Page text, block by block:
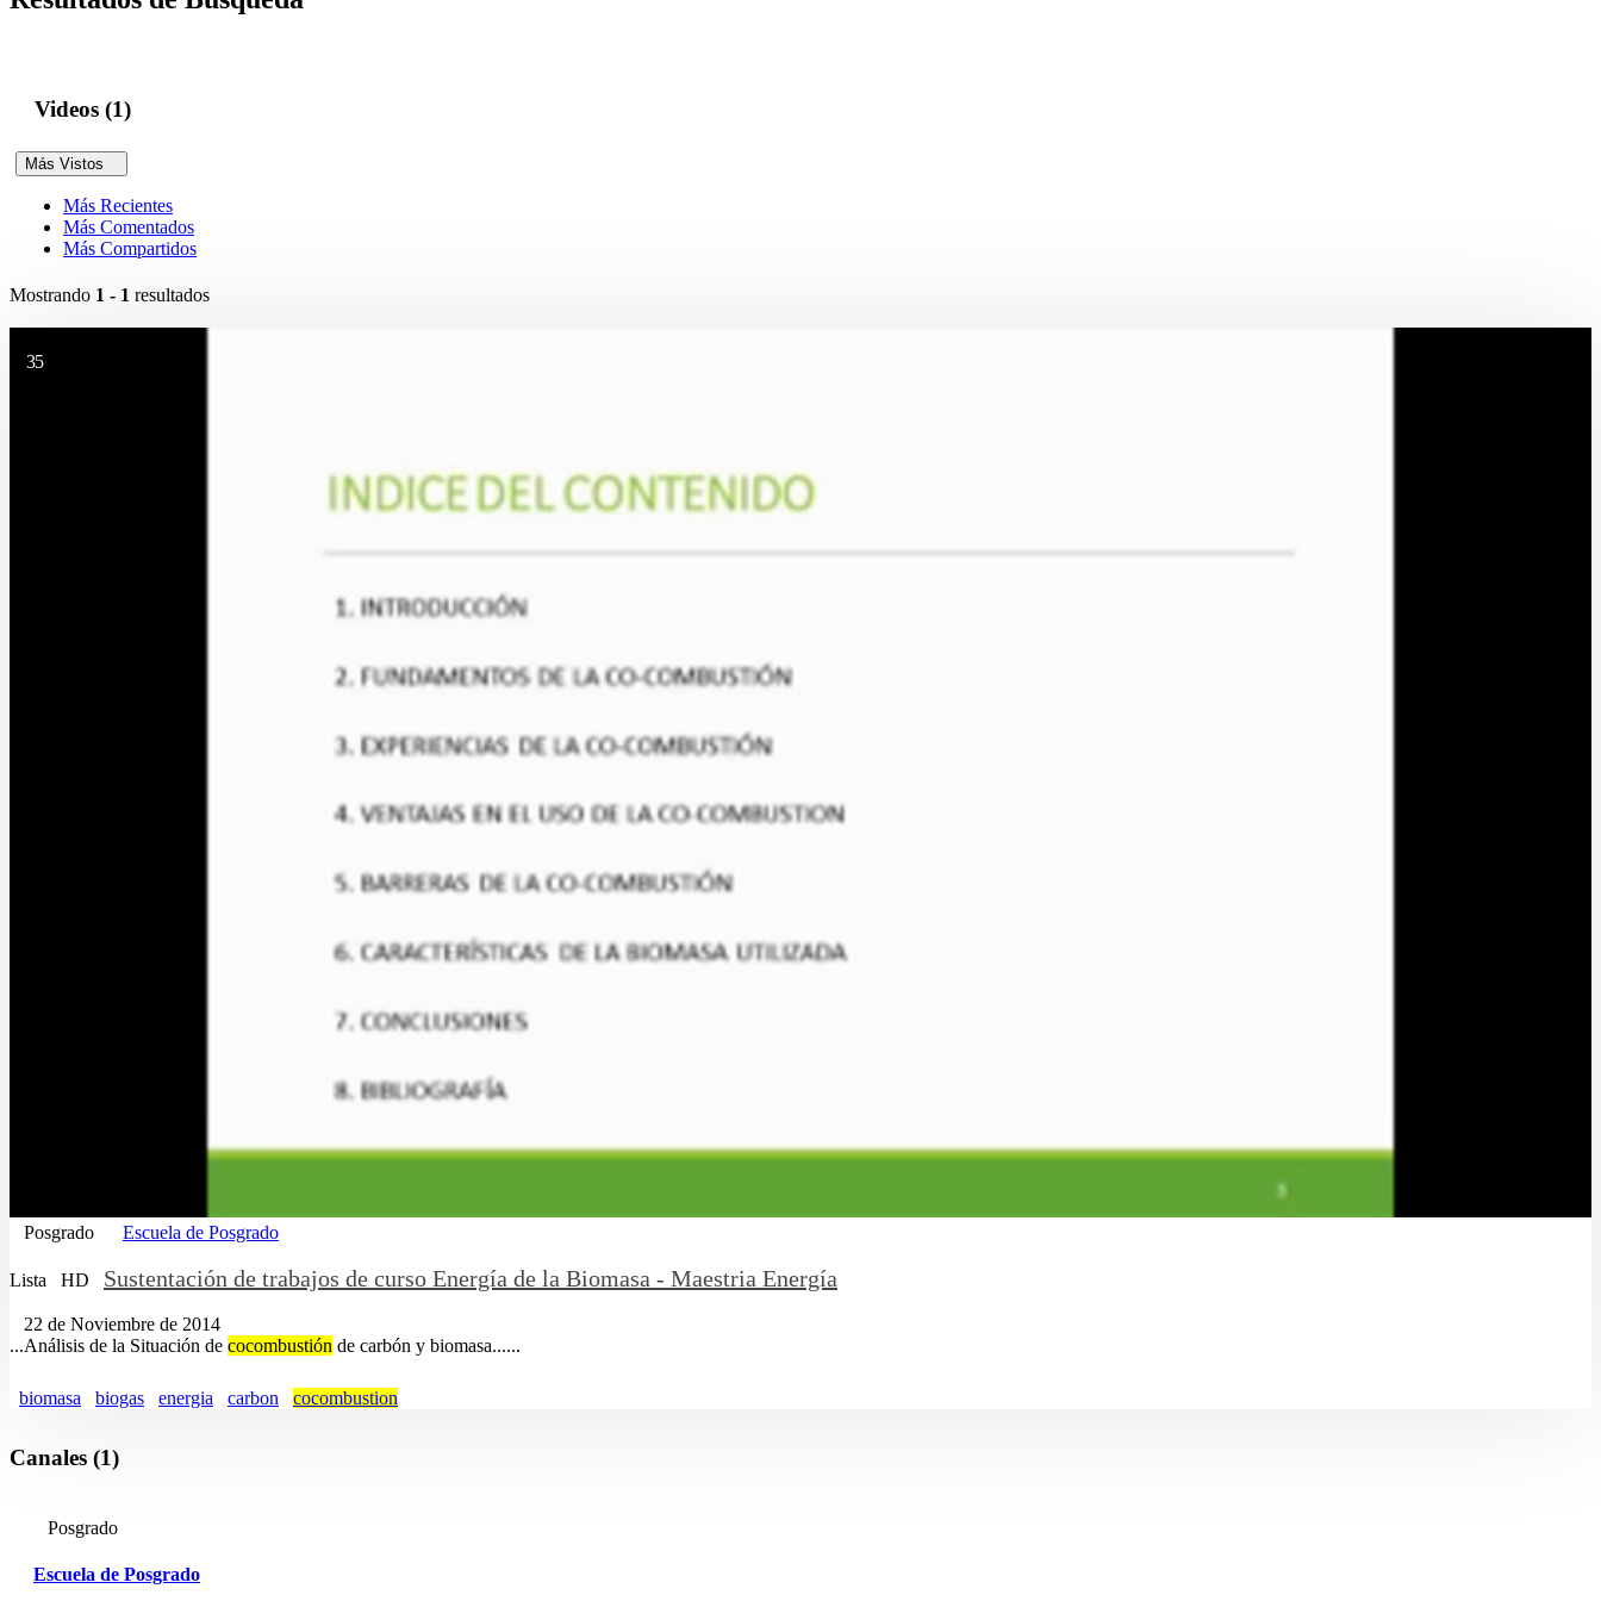
Videos (1)
Más Vistos
Más Recientes
Más Comentados
Más Compartidos
Mostrando 1 - 1 resultados
35
Posgrado Escuela de Posgrado
Lista HD Sustentación de trabajos de curso Energía de la Biomasa - Maestria Energía
22 de Noviembre de 2014
...Análisis de la Situación de cocombustión de carbón y biomasa......
biomasa biogas energia carbon cocombustion
Canales (1)
Posgrado
Escuela de Posgrado